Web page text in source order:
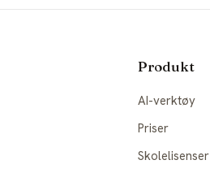
Produkt
AI-verktøy
Priser
Skolelisenser